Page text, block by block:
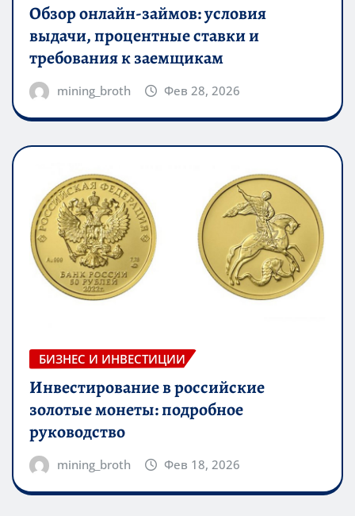
Обзор онлайн-займов: условия
выдачи, процентные ставки и
требования к заемщикам
mining_broth Фев 28, 2026
БИЗНЕС И ИНВЕСТИЦИИ
Инвестирование в российские
золотые монеты: подробное
руководство
mining_broth Фев 18, 2026